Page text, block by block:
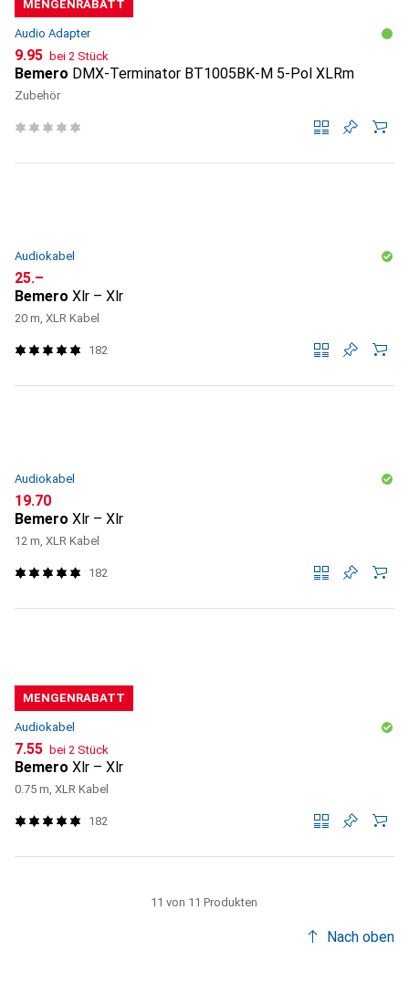
MENGENRABATT
Audio Adapter
CHF
9.95 bei 2 Stück
Bemero DMX-Terminator BT1005BK-M 5-Pol XLRm
Zubehör
Audiokabel
CHF
25.–
Bemero Xlr – Xlr
20 m, XLR Kabel
182
Audiokabel
CHF
19.70
Bemero Xlr – Xlr
12 m, XLR Kabel
182
MENGENRABATT
Audiokabel
CHF
7.55 bei 2 Stück
Bemero Xlr – Xlr
0.75 m, XLR Kabel
182
11 von 11 Produkten
Nach oben